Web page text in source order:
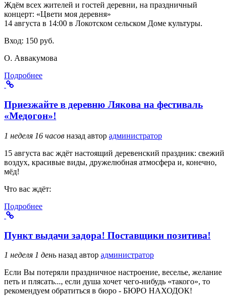
Ждём всех жителей и гостей деревни, на праздничный
концерт: «Цвети моя деревня»
14 августа в 14:00 в Локотском сельском Доме культуры.
Вход: 150 руб.
О. Аввакумова
Подробнее
Приезжайте в деревню Лякова на фестиваль
«Медогон»!
1 неделя 16 часов назад автор администратор
15 августа вас ждёт настоящий деревенский праздник: свежий
воздух, красивые виды, дружелюбная атмосфера и, конечно,
мёд!
Что вас ждёт:
Подробнее
Пункт выдачи задора! Поставщики позитива!
1 неделя 1 день назад автор администратор
Если Вы потеряли праздничное настроение, веселье, желание
петь и плясать..., если душа хочет чего-нибудь «такого», то
рекомендуем обратиться в бюро - БЮРО НАХОДОК!